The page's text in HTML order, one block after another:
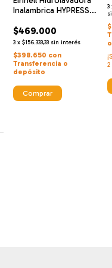
Inalambrica HYPRESSO
$469.000
3 x $156.333,33 sin interés
$398.650 con
Transferencia o
depósito
3
2